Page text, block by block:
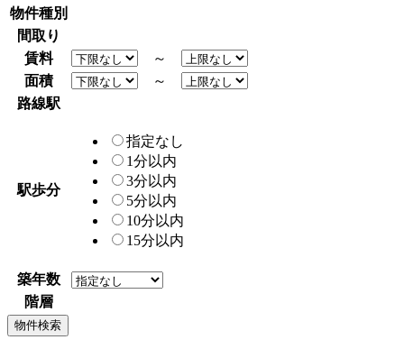
物件種別
間取り
賃料
～
面積
～
路線駅
駅歩分
指定なし
1分以内
3分以内
5分以内
10分以内
15分以内
築年数
階層